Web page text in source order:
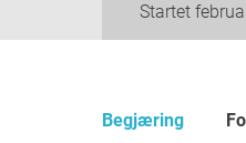
Startet
Begjæring